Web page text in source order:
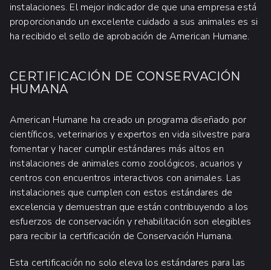
instalaciones. El mejor indicador de que una empresa está
proporcionando un excelente cuidado a sus animales es si
ha recibido el sello de aprobación de American Humane.
CERTIFICACIÓN DE CONSERVACIÓN
HUMANA
American Humane ha creado un programa diseñado por
científicos, veterinarios y expertos en vida silvestre para
fomentar y hacer cumplir estándares más altos en
instalaciones de animales como zoológicos, acuarios y
centros con encuentros interactivos con animales. Las
instalaciones que cumplen con estos estándares de
excelencia y demuestran que están contribuyendo a los
esfuerzos de conservación y rehabilitación son elegibles
para recibir la certificación de Conservación Humana.
Esta certificación no solo eleva los estándares para las